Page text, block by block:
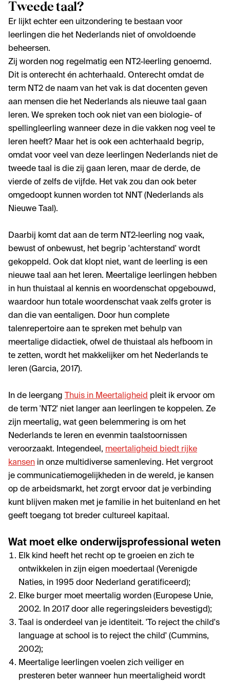
Tweede taal?
Er lijkt echter een uitzondering te bestaan voor
leerlingen die het Nederlands niet of onvoldoende
beheersen.
Zij worden nog regelmatig een NT2-leerling genoemd.
Dit is onterecht én achterhaald. Onterecht omdat de
term NT2 de naam van het vak is dat docenten geven
aan mensen die het Nederlands als nieuwe taal gaan
leren. We spreken toch ook niet van een biologie- of
spellingleerling wanneer deze in die vakken nog veel te
leren heeft? Maar het is ook een achterhaald begrip,
omdat voor veel van deze leerlingen Nederlands niet de
tweede taal is die zij gaan leren, maar de derde, de
vierde of zelfs de vijfde. Het vak zou dan ook beter
omgedoopt kunnen worden tot NNT (Nederlands als
Nieuwe Taal).
Daarbij komt dat aan de term NT2-leerling nog vaak,
bewust of onbewust, het begrip 'achterstand' wordt
gekoppeld. Ook dat klopt niet, want de leerling is een
nieuwe taal aan het leren. Meertalige leerlingen hebben
in hun thuistaal al kennis en woordenschat opgebouwd,
waardoor hun totale woordenschat vaak zelfs groter is
dan die van eentaligen. Door hun complete
talenrepertoire aan te spreken met behulp van
meertalige didactiek, ofwel de thuistaal als hefboom in
te zetten, wordt het makkelijker om het Nederlands te
leren (Garcia, 2017).
In de leergang Thuis in Meertaligheid pleit ik ervoor om
de term 'NT2' niet langer aan leerlingen te koppelen. Ze
zijn meertalig, wat geen belemmering is om het
Nederlands te leren en evenmin taalstoornissen
veroorzaakt. Integendeel, meertaligheid biedt rijke
kansen in onze multidiverse samenleving. Het vergroot
je communicatiemogelijkheden in de wereld, je kansen
op de arbeidsmarkt, het zorgt ervoor dat je verbinding
kunt blijven maken met je familie in het buitenland en het
geeft toegang tot breder cultureel kapitaal.
Wat moet elke onderwijsprofessional weten
Elk kind heeft het recht op te groeien en zich te
ontwikkelen in zijn eigen moedertaal (Verenigde
Naties, in 1995 door Nederland geratificeerd);
Elke burger moet meertalig worden (Europese Unie,
2002. In 2017 door alle regeringsleiders bevestigd);
Taal is onderdeel van je identiteit. 'To reject the child's
language at school is to reject the child' (Cummins,
2002);
Meertalige leerlingen voelen zich veiliger en
presteren beter wanneer hun meertaligheid wordt